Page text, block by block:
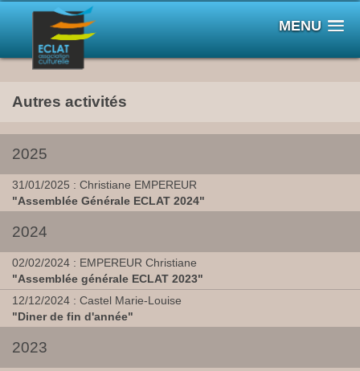
MENU
Autres activités
2025
31/01/2025 : Christiane EMPEREUR
"Assemblée Générale ECLAT 2024"
2024
02/02/2024 : EMPEREUR Christiane
"Assemblée générale ECLAT 2023"
12/12/2024 : Castel Marie-Louise
"Diner de fin d'année"
2023